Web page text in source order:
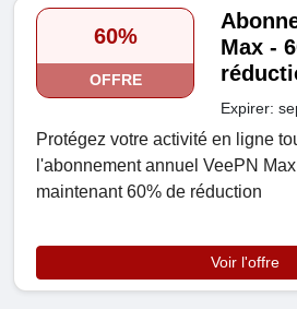
60%
OFFRE
Max -
Expirer:
Protégez votre activité en ligne
l'abonnement annuel VeePN
maintenant 60% de réduction
Voir l'offre